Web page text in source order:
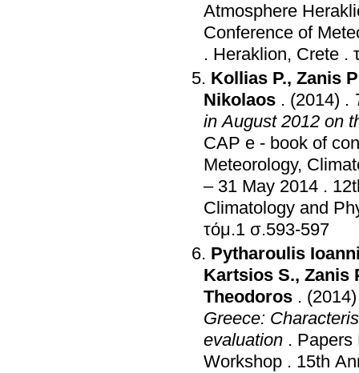
Atmosphere
Conference of
. Heraklion, Crete .
Kollias P., Zanis
Nikolaos . (2014) .
in August 2012 on
CAP e - book of
Meteorology,
– 31 May 2014 .
Climatology and
τόμ.1 σ.593-597
Pytharoulis
Kartsios S., Zanis
Theodoros . (2014)
Greece: Characteristics of simulated convective
evaluation . Papers
Workshop . 15th